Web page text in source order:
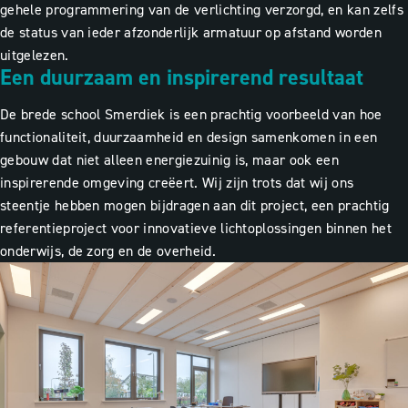
gehele programmering van de verlichting verzorgd, en kan zelfs
de status van ieder afzonderlijk armatuur op afstand worden
uitgelezen.
Een duurzaam en inspirerend resultaat
De brede school Smerdiek is een prachtig voorbeeld van hoe
functionaliteit, duurzaamheid en design samenkomen in een
gebouw dat niet alleen energiezuinig is, maar ook een
inspirerende omgeving creëert. Wij zijn trots dat wij ons
steentje hebben mogen bijdragen aan dit project, een prachtig
referentieproject voor innovatieve lichtoplossingen binnen het
onderwijs, de zorg en de overheid.